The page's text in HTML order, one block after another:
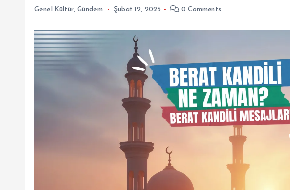
Genel Kültür,Gündem Şubat 12, 2025 0 Comments